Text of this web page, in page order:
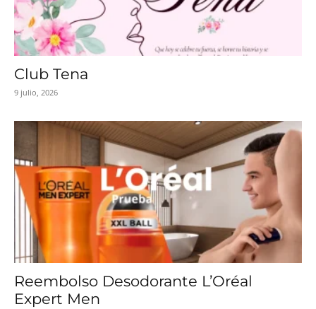
Club Tena
9 julio, 2026
Reembolso Desodorante L’Oréal
Expert Men